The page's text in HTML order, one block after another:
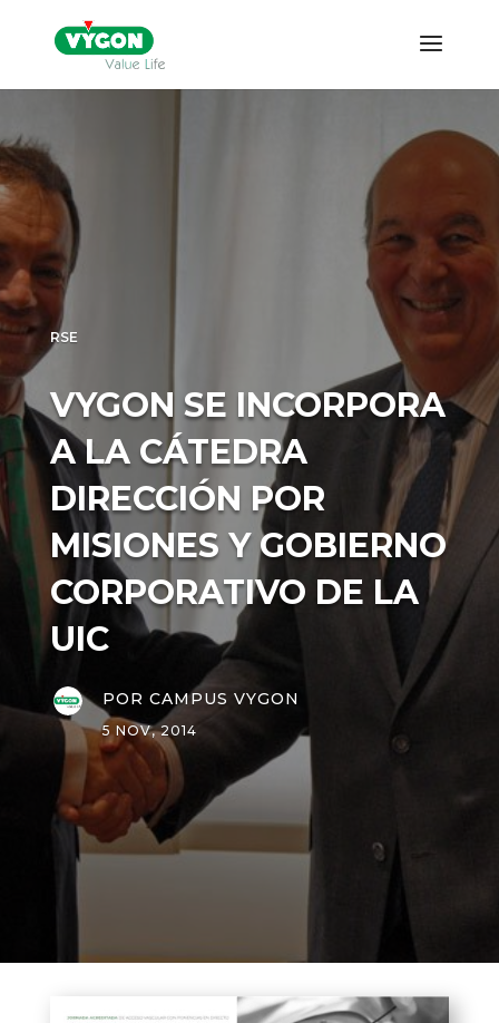
RSE
VYGON SE INCORPORA
A LA CÁTEDRA
DIRECCIÓN POR
MISIONES Y GOBIERNO
CORPORATIVO DE LA
UIC
POR CAMPUS VYGON
5 NOV, 2014